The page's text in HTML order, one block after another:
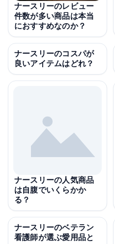
ナースリーのレビュー
件数が多い商品は本当
におすすめなのか？
ナースリーのコスパが
良いアイテムはどれ？
ナースリーの人気商品
は自腹でいくらかか
る？
ナースリーのベテラン
看護師が選ぶ愛用品と